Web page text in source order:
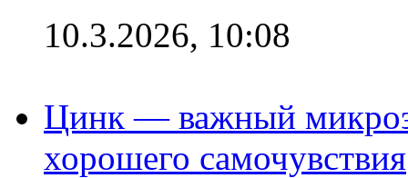
10.3.2026, 10:08
Цинк — важный
хорошего самочувствия